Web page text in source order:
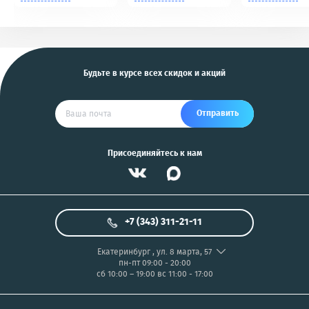
Будьте в курсе всех скидок и акций
Отправить
Присоединяйтесь к нам
+7 (343) 311-21-11
Екатеринбург, ул. 8 марта, 57
пн-пт 09:00 - 20:00
сб 10:00 – 19:00 вс 11:00 - 17:00